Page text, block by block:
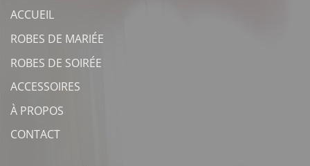
ACCUEIL
ROBES DE MARIÉE
ROBES DE SOIRÉE
ACCESSOIRES
À PROPOS
CONTACT